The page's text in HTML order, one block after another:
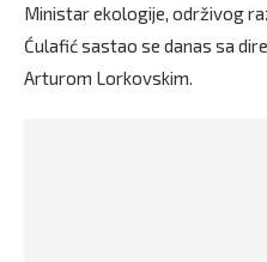
Ministar ekologije, održivog
Ćulafić sastao se danas sa
Arturom Lorkovskim.